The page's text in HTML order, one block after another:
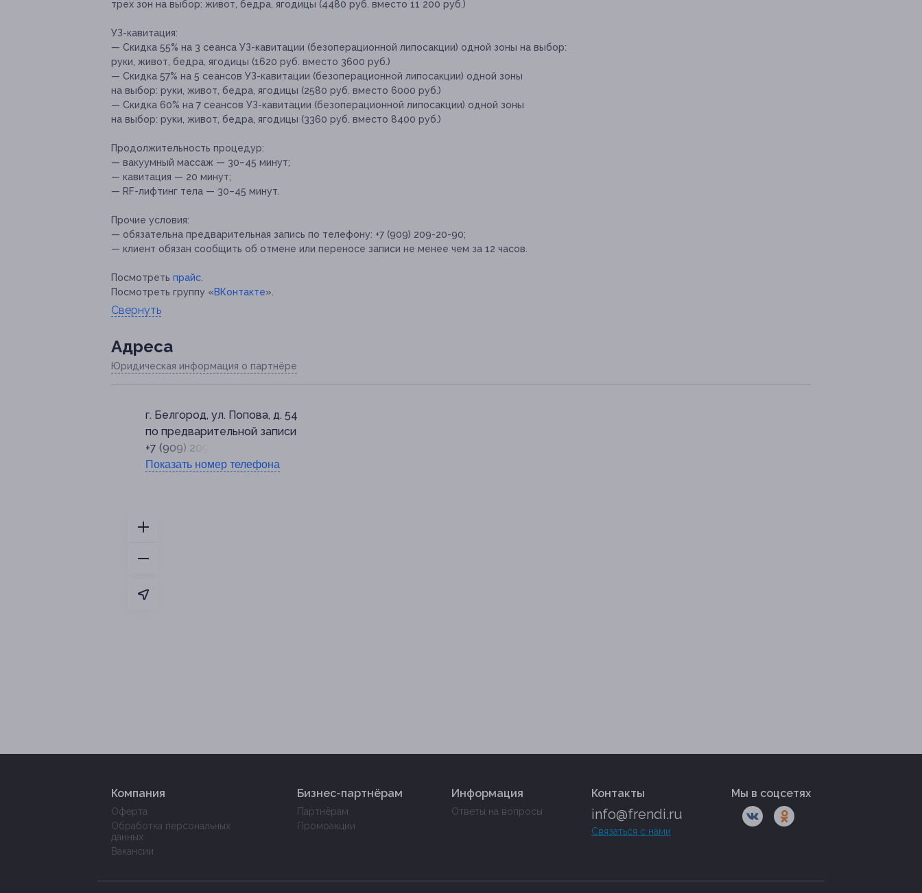
трех зон на выбор: живот, бедра, ягодицы (4480 руб. вместо 11 200 руб.)
УЗ-кавитация:
— Скидка 55% на 3 сеанса УЗ-кавитации (безоперационной липосакции) одной зоны на выбор:
руки, живот, бедра, ягодицы (1620 руб. вместо 3600 руб.)
— Скидка 57% на 5 сеансов УЗ-кавитации (безоперационной липосакции) одной зоны
на выбор: руки, живот, бедра, ягодицы (2580 руб. вместо 6000 руб.)
— Скидка 60% на 7 сеансов УЗ-кавитации (безоперационной липосакции) одной зоны
на выбор: руки, живот, бедра, ягодицы (3360 руб. вместо 8400 руб.)
Продолжительность процедур:
— вакуумный массаж — 30–45 минут;
— кавитация — 20 минут;
— RF-лифтинг тела — 30–45 минут.
Прочие условия:
— обязательна предварительная запись по телефону: +7 (909) 209-20-90;
— клиент обязан сообщить об отмене или переносе записи не менее чем за 12 часов.
Посмотреть прайс
Посмотреть группу «ВКонтакте».
Свернуть
Адресa
Юридическая информация о партнёре
г. Белгород, ул. Попова, д. 54
по предварительной записи
+7 (909) 209-20-90
Показать номер телефона
Компания
Оферта
Обработка персональных
данных
Вакансии
Бизнес-партнёрам
Партнёрам
Промоакции
Информация
Ответы на вопросы
Контакты
info@frendi.ru
Связаться с нами
Мы в соцсетях